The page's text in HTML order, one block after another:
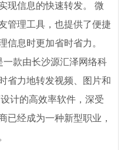
现信息的快速转发。 微
管理工具，也提供了便捷
信息时更加省时省力。
款由长沙源汇泽网络科
省力地转发视频、图片和
计的高效率软件，深受
已经成为一种新型职业，